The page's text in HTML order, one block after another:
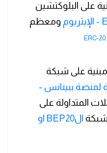
على البلوكتشين
ومعظم
ERC-20.
على شبكة
لمنصة ببينانس -
المتداولة على
الBEP20 او